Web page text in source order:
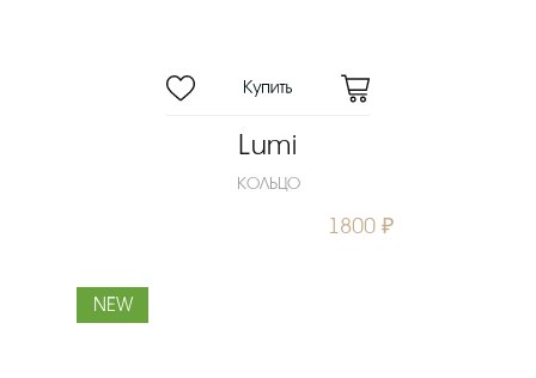
Lumi
КОЛЬЦО
1800 ₽
NEW